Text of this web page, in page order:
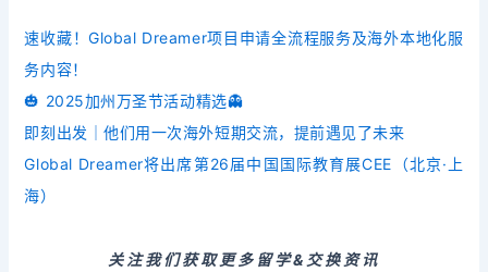
速收藏！Global Dreamer项目申请全流程服务及海外本地化服
务内容！
🎃 2025加州万圣节活动精选👻
即刻出发｜他们用一次海外短期交流，提前遇见了未来
Global Dreamer将出席第26届中国国际教育展CEE（北京·上
海）
关注我们获取更多留学&交换资讯